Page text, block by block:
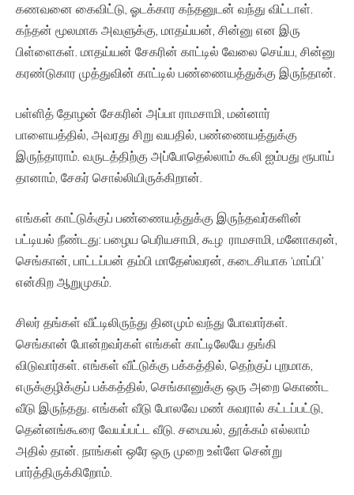
கணவனை கைவிட்டு, ஓடக்கார கந்தனுடன் வந்து விட்டாள்.
கந்தன் மூலமாக அவளுக்கு, மாதய்யன், சின்னு என இரு
பிள்ளைகள். மாதய்யன் சேகரின் காட்டில் வேலை செய்ய, சின்னு
கரண்டுகார முத்துவின் காட்டில் பண்ணையத்துக்கு இருந்தான்.
பள்ளித் தோழன் சேகரின் அப்பா ராமசாமி, மன்னார்
பாளையத்தில், அவரது சிறு வயதில், பண்ணையத்துக்கு
இருந்தாராம். வருடத்திற்கு அப்போதெல்லாம் கூலி ஐம்பது ரூபாய்
தானாம், சேகர் சொல்லியிருக்கிறான்.
எங்கள் காட்டுக்குப் பண்ணையத்துக்கு இருந்தவர்களின்
பட்டியல் நீண்டது: பழைய பெரியசாமி, கூழ ராமசாமி, மனோகரன்,
செங்கான், பாட்டப்பன் தம்பி மாதேஸ்வரன், கடைசியாக ‘மாப்பி’
என்கிற ஆறுமுகம்.
சிலர் தங்கள் வீட்டிலிருந்து தினமும் வந்து போவார்கள்.
செங்கான் போன்றவர்கள் எங்கள் காட்டிலேயே தங்கி
விடுவார்கள். எங்கள் வீட்டுக்கு பக்கத்தில், தெற்குப் புறமாக,
எருக்குழிக்குப் பக்கத்தில், செங்கானுக்கு ஒரு அறை கொண்ட
வீடு இருந்தது. எங்கள் வீடு போலவே மண் சுவரால் கட்டப்பட்டு,
தென்னங்கூரை வேயப்பட்ட வீடு. சமையல், தூக்கம் எல்லாம்
அதில் தான். நாங்கள் ஒரே ஒரு முறை உள்ளே சென்று
பார்த்திருக்கிறோம்.